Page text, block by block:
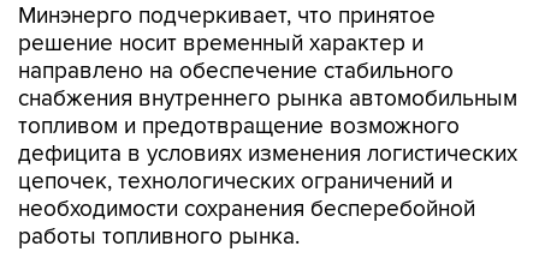
Минэнерго подчеркивает, что принятое
решение носит временный характер и
направлено на обеспечение стабильного
снабжения внутреннего рынка автомобильным
топливом и предотвращение возможного
дефицита в условиях изменения логистических
цепочек, технологических ограничений и
необходимости сохранения бесперебойной
работы топливного рынка.